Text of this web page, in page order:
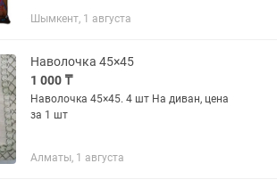
Шымкент, 1 августа
Наволочка 45×45
1 000 ₸
Наволочка 45×45. 4 шт На диван, цена
за 1 шт
Алматы, 1 августа